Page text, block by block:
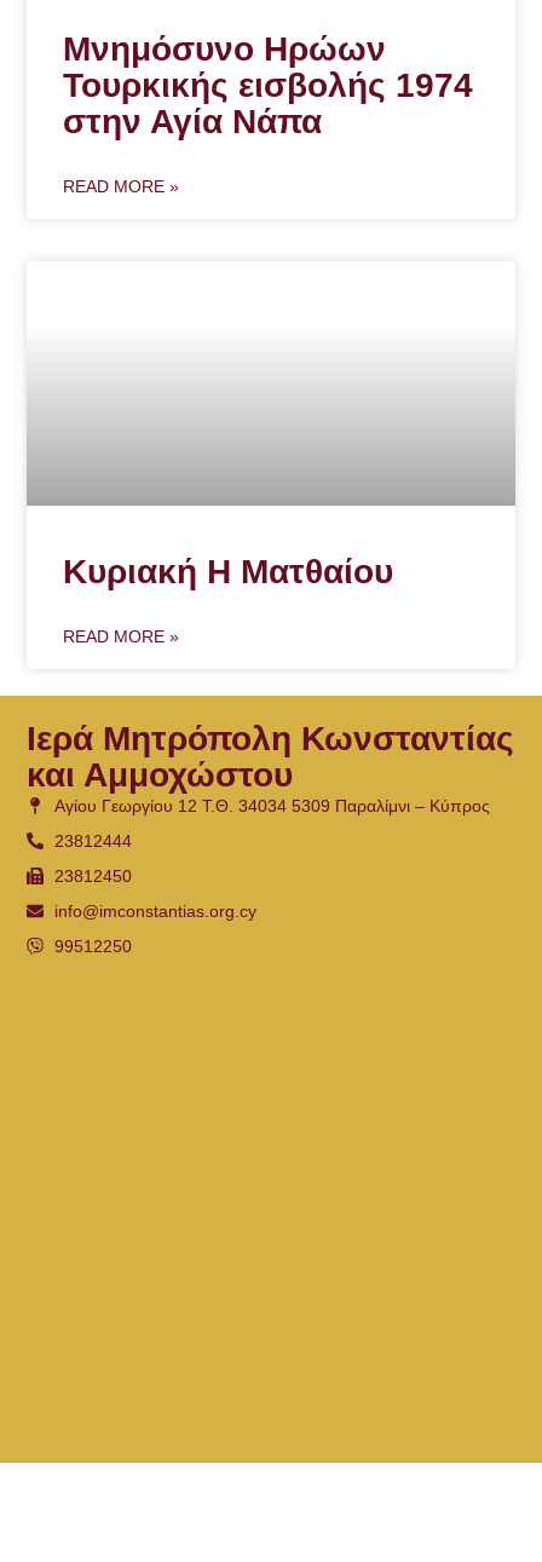
Μνημόσυνο Ηρώων
Τουρκικής εισβολής 1974
στην Αγία Νάπα
READ MORE »
Κυριακή Η Ματθαίου
READ MORE »
Ιερά Μητρόπολη Κωνσταντίας
και Αμμοχώστου
Αγίου Γεωργίου 12 Τ.Θ. 34034 5309 Παραλίμνι – Κύπρος
23812444
23812450
info@imconstantias.org.cy
99512250